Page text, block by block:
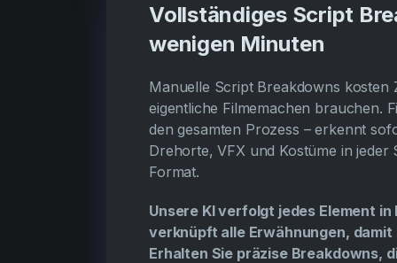
Vollständiges Script
wenigen Minuten
Manuelle Script Breakdowns kosten
eigentliche Filmemachen brauchen.
den gesamten Prozess – erkennt
Drehorte, VFX und Kostüme in jeder
Format.
Unsere KI verfolgt jedes Element
verknüpft alle Erwähnungen,
Erhalten Sie präzise Breakdowns,